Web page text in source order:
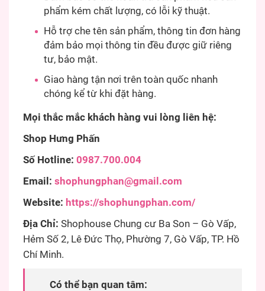
phẩm kém chất lượng, có lỗi kỹ thuật.
Hỗ trợ che tên sản phẩm, thông tin đơn hàng
đảm bảo mọi thông tin đều được giữ riêng
tư, bảo mật.
Giao hàng tận nơi trên toàn quốc nhanh
chóng kể từ khi đặt hàng.
Mọi thắc mắc khách hàng vui lòng liên hệ:
Shop Hưng Phấn
Số Hotline: 0987.700.004
Email: shophungphan@gmail.com
Website: https://shophungphan.com/
Địa Chỉ: Shophouse Chung cư Ba Son – Gò Vấp,
Hẻm Số 2, Lê Đức Thọ, Phường 7, Gò Vấp, TP. Hồ
Chí Minh.
Có thể bạn quan tâm: